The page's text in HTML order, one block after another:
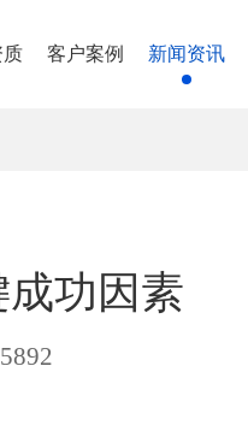
客户案例 新闻资讯
功因素